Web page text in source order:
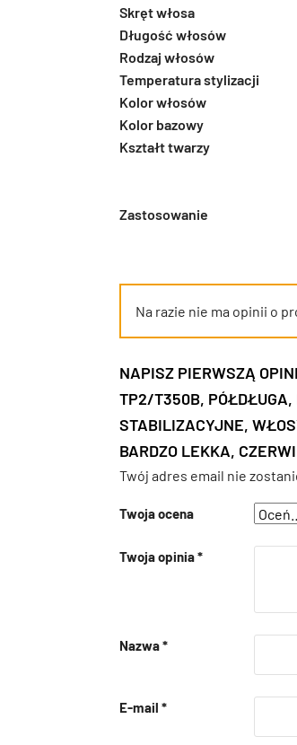
Skręt włosa
Długość włosów
Rodzaj włosów
Temperatura stylizacji
Kolor włosów
Kolor bazowy
Kształt twarzy
Zastosowanie
Na razie nie ma opinii o
NAPISZ PIERWSZĄ
TP2/T350B, PÓŁDŁUGA,
STABILIZACYJNE,
BARDZO LEKKA,
Twój adres email nie
Twoja ocena
Twoja opinia*
Nazwa*
E-mail *